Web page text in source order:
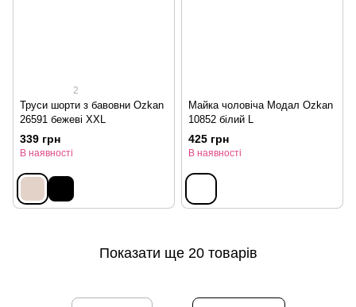
2
Труси шорти з бавовни Ozkan
26591 бежеві XXL
339 грн
В наявності
Майка чоловіча Модал Ozkan
10852 білий L
425 грн
В наявності
Показати ще 20 товарів